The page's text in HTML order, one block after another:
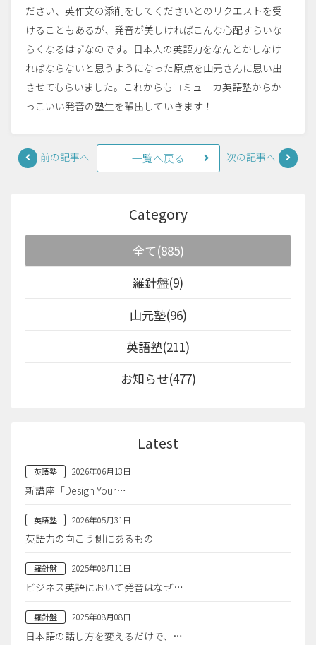
ださい、英作文の添削をしてくださいとのリクエストを受
けることもあるが、発音が美しければこんな心配すらいな
らくなるはずなのです。日本人の英語力をなんとかしなけ
ればならないと思うようになった原点を山元さんに思い出
させてもらいました。これからもコミュニカ英語塾からか
っこいい発音の塾生を輩出していきます！
前の記事へ 一覧へ戻る 次の記事へ
Category
全て(885)
羅針盤(9)
山元塾(96)
英語塾(211)
お知らせ(477)
Latest
英語塾 2026年06月13日
新講座「Design Your…
英語塾 2026年05月31日
英語力の向こう側にあるもの
羅針盤 2025年08月11日
ビジネス英語において発音はなぜ…
羅針盤 2025年08月08日
日本語の話し方を変えるだけで、…